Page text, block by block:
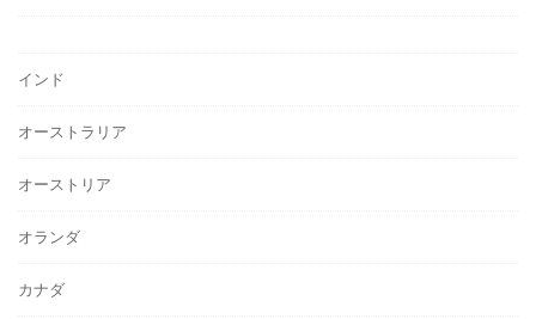
インド
オーストラリア
オーストリア
オランダ
カナダ